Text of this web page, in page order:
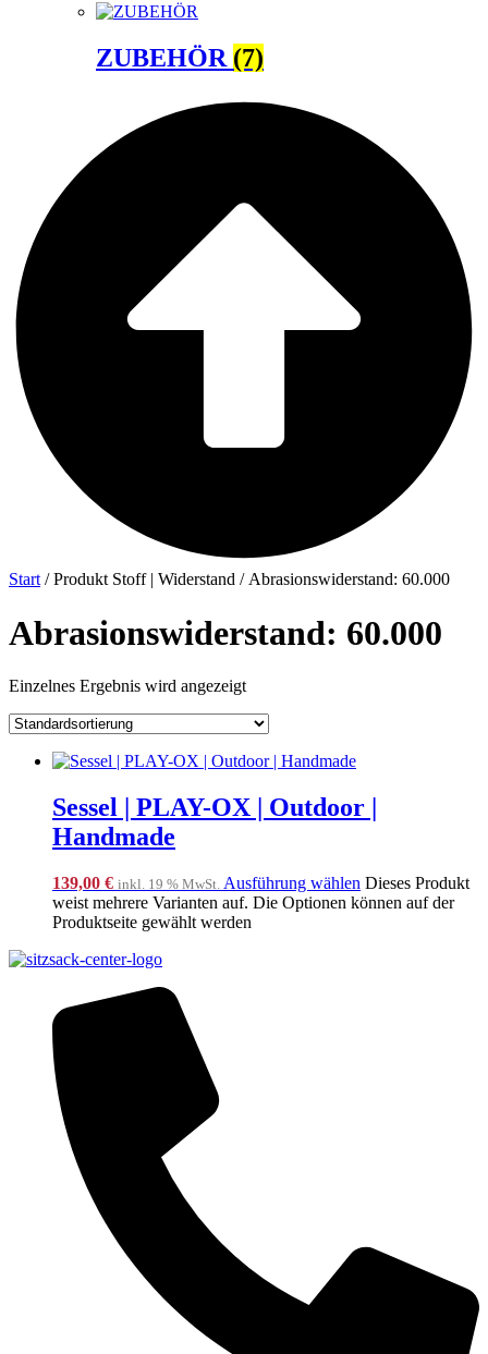
ZUBEHÖR (7)
Start / Produkt Stoff | Widerstand / Abrasionswiderstand: 60.000
Abrasionswiderstand: 60.000
Einzelnes Ergebnis wird angezeigt
Sessel | PLAY-OX | Outdoor |
Handmade
139,00 € inkl. 19 % MwSt. Ausführung wählen Dieses Produkt
weist mehrere Varianten auf. Die Optionen können auf der
Produktseite gewählt werden